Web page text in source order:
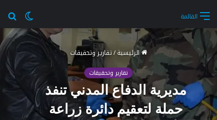
الوضع
المظلم
القائمة
الرئيسية/تقارير وتحقيقات
تقارير وتحقيقات
مديرية الدفاع المدني تنفذ
حملة لتعقيم دائرة زراعة